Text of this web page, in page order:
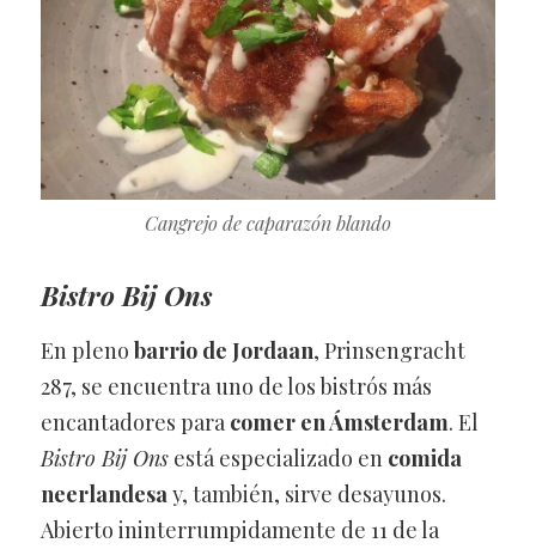
Cangrejo de caparazón blando
Bistro Bij Ons
En pleno barrio de Jordaan, Prinsengracht
287, se encuentra uno de los bistrós más
encantadores para comer en Ámsterdam. El
Bistro Bij Onsestá especializado en comida
neerlandesa y, también, sirve desayunos.
Abierto ininterrumpidamente de 11 de la